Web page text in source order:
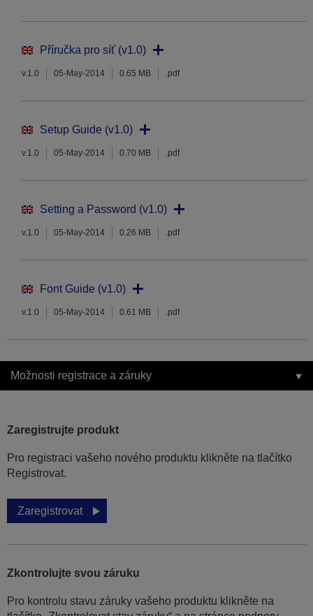
Příručka pro síť (v1.0)
v.1.0 05-May-2014 0.65 MB .pdf
Setup Guide (v1.0)
v.1.0 05-May-2014 0.70 MB .pdf
Setting a Password (v1.0)
v.1.0 05-May-2014 0.26 MB .pdf
Font Guide (v1.0)
v.1.0 05-May-2014 0.61 MB .pdf
Možnosti registrace a záruky
Zaregistrujte produkt
Pro registraci vašeho nového produktu klikněte na tlačítko
Registrovat.
Zaregistrovat
Zkontrolujte svou záruku
Pro kontrolu stavu záruky vašeho produktu klikněte na